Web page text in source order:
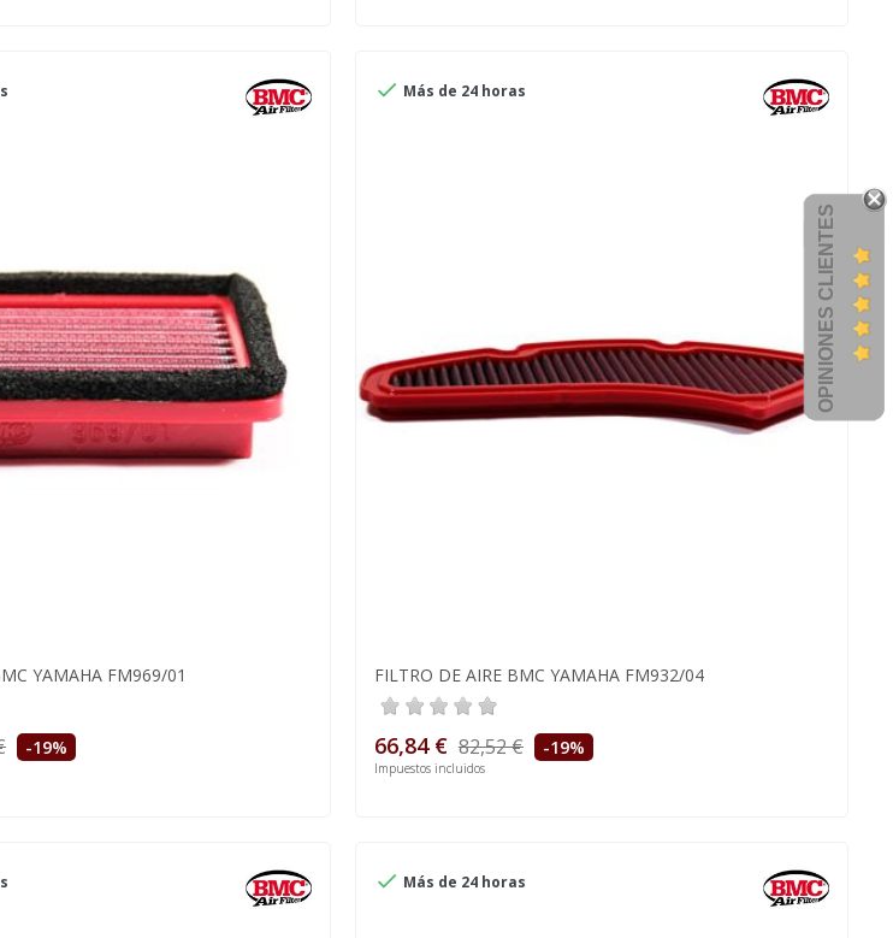
YAMAHA FM969/01
-19%
 Más de 24 horas
FILTRO DE AIRE BMC YAMAHA FM932/04
66,84 € 82,52 € -19%
Impuestos incluidos
 Más de 24 horas
OPINIONES CLIENTES